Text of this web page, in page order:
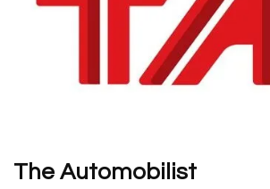
The Automobilist